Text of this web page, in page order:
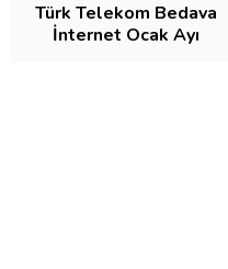
Türk Telekom Bedava
İnternet Ocak Ayı